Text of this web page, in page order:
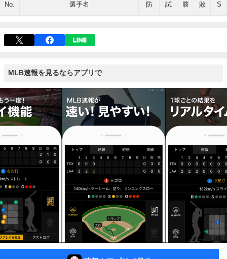
No. 選手名 防 試 勝 敗 S
MLB速報を見るならアプリで